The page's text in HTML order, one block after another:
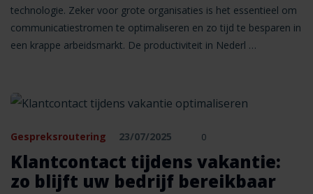
technologie. Zeker voor grote organisaties is het essentieel om
communicatiestromen te optimaliseren en zo tijd te besparen in
een krappe arbeidsmarkt. De productiviteit in Nederl …
Gespreksroutering 23/07/2025 0
Klantcontact tijdens vakantie:
zo blijft uw bedrijf bereikbaar